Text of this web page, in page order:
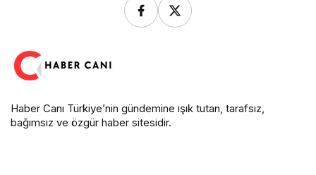
Haber Canı Türkiye’nin gündemine ışık tutan, tarafsız,
bağımsız ve özgür haber sitesidir.